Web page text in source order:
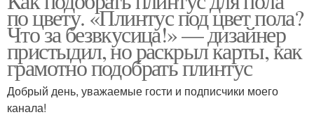
по цвету. «Плинтус под цвет пола?
Что за безвкусица!» — дизайнер
пристыдил, но раскрыл карты, как
грамотно подобрать плинтус
Добрый день, уважаемые гости и подписчики моего
канала!